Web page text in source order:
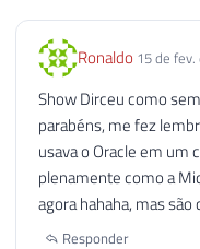
Ronaldo 15 de
Show Dirceu como
parabéns, me fez
usava o Oracle em um
plenamente como a
agora hahaha, mas são
Responder